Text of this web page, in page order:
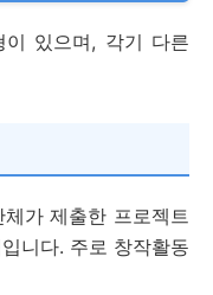
있으며, 각기 다른
가 제출한 프로젝트
니다. 주로 창작활동